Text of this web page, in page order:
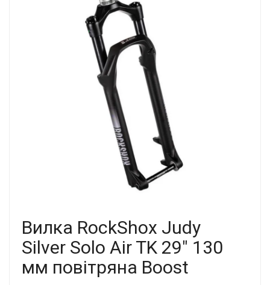
Вилка RockShox Judy
Silver Solo Air TK 29" 130
мм повітряна Boost